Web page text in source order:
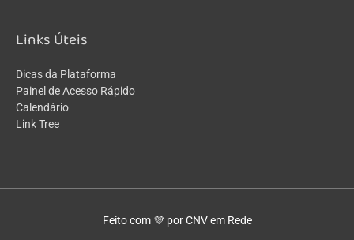
Links Úteis
Dicas da Plataforma
Painel de Acesso Rápido
Calendário
Link Tree
Feito com 💜 por CNV em Rede